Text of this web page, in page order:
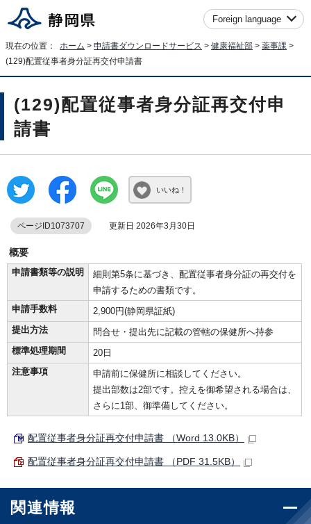
Foreign language
現在の位置： ホーム > 申請書ダウンロードサービス > 健康福祉部 > 薬事課 >
(129)配置従事者身分証再交付申請書
(129)配置従事者身分証再交付申
請書
いいね！
ページID1073707 更新日 2026年3月30日
概要
申請書類等の説明
細則第5条に基づき、配置従事者身分証の再交付を
申請するための書類です。
申請手数料
2,900円(静岡県証紙)
提出方法
問合せ・提出先に記載の管轄の保健所へ持参
標準処理期間
20日
注意事項
申請前に保健所に相談してください。
提出部数は2部です。控えを御希望される場合は、
さらに1部、御準備してください。
配置従事者身分証再交付申請書 （Word 13.0KB）
配置従事者身分証再交付申請書 （PDF 31.5KB）
関連情報